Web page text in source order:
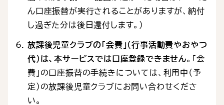
ん口座振替が実行されることがありますが、納付
し過ぎた分は後日還付します。）
放課後児童クラブの「会費」（行事活動費やおやつ
代）は、本サービスでは口座登録できません。「会
費」の口座振替の手続きについては、利用中（予
定）の放課後児童クラブにお問い合わせくださ
い。